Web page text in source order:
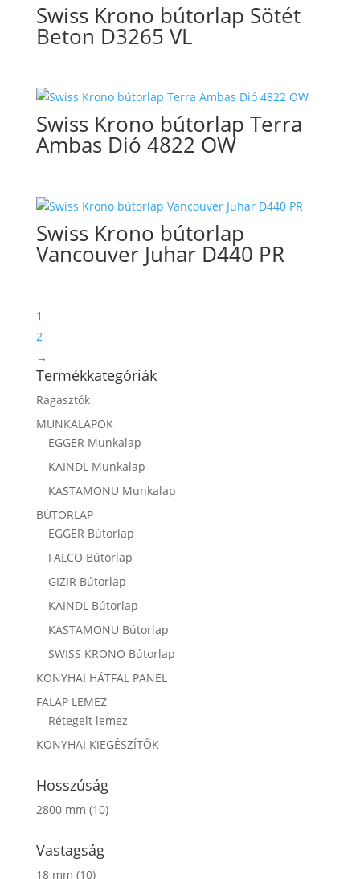
Swiss Krono bútorlap Sötét
Beton D3265 VL
Swiss Krono bútorlap Terra
Ambas Dió 4822 OW
Swiss Krono bútorlap
Vancouver Juhar D440 PR
1
2
→
Termékkategóriák
Ragasztók
MUNKALAPOK
EGGER Munkalap
KAINDL Munkalap
KASTAMONU Munkalap
BÚTORLAP
EGGER Bútorlap
FALCO Bútorlap
GIZIR Bútorlap
KAINDL Bútorlap
KASTAMONU Bútorlap
SWISS KRONO Bútorlap
KONYHAI HÁTFAL PANEL
FALAP LEMEZ
Rétegelt lemez
KONYHAI KIEGÉSZÍTŐK
Hosszúság
2800 mm (10)
Vastagság
18 mm (10)